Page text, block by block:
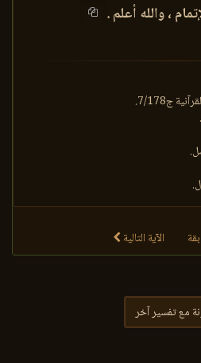
، والله أعلم .
ج7/178.
الآية التالية
مع تفسير آخر